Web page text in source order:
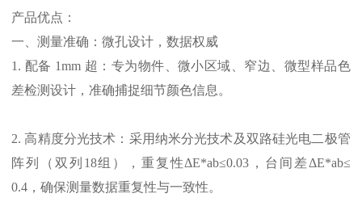
产品优点：
一、测量准确 ：微孔设计，数据权威
1. 配备 1mm 超：专为物件、微小区域、窄边、微型样品色
差检测设计，准确捕捉细节颜色信息。
2. 高精度分光技术：采用纳米分光技术及双路硅光电二极管
阵列（双列 18组），重复性ΔE*ab≤0.03，台间差ΔE*ab≤
0.4，确保测量数据重复性与一致性。